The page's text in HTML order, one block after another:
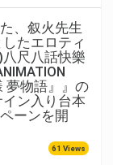
、叙火先生
たエロティ
尺八話快樂
夢物語』』の
ン入り台本
ーンを開
61 Views